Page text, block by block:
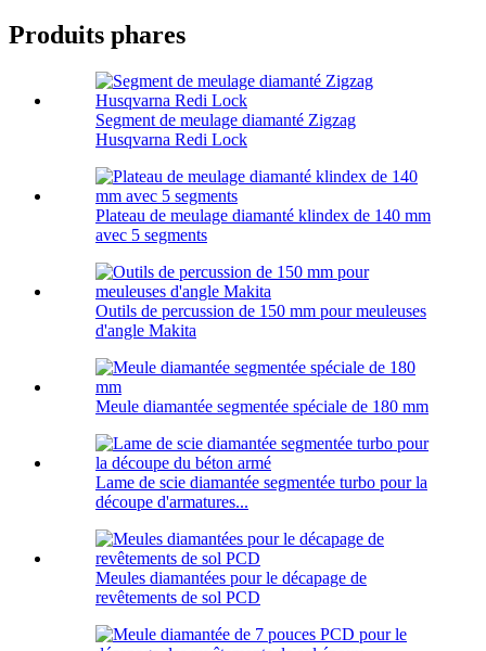
Produits phares
Segment de meulage diamanté Zigzag
Husqvarna Redi Lock
Plateau de meulage diamanté klindex de 140 mm
avec 5 segments
Outils de percussion de 150 mm pour meuleuses
d'angle Makita
Meule diamantée segmentée spéciale de 180 mm
Lame de scie diamantée segmentée turbo pour la
découpe d'armatures...
Meules diamantées pour le décapage de
revêtements de sol PCD